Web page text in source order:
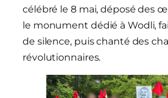
célébré le 8 mai, déposé des
le monument dédié à Wodli,
de silence, puis chanté des
révolutionnaires.